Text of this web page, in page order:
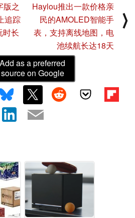
版之
追踪
时长
Haylou推出一款价格亲
民的AMOLED智能手
表，支持离线地图，电
池续航长达18天
⟩
Add as a preferred
source on Google